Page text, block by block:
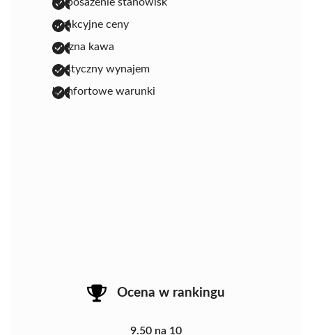
atrakcyjne ceny
pyszna kawa
elastyczny wynajem
komfortowe warunki
Ocena w rankingu
9.50 na 10